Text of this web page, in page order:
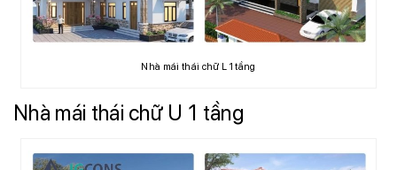
Nhà mái thái chữ L 1 tầng
Nhà mái thái chữ U 1 tầng